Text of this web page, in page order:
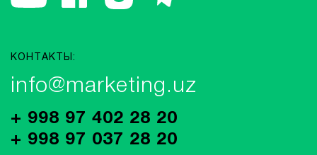
КОНТАКТЫ:
info@marketing.uz
+ 998 97 402 28 20
+ 998 97 037 28 20